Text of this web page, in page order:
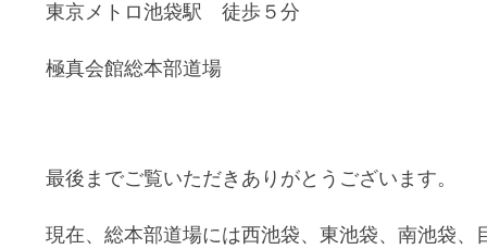
東京メトロ池袋駅 徒歩５分
極真会館総本部道場
最後までご覧いただきありがとうございます。
現在、総本部道場には西池袋、東池袋、南池袋、